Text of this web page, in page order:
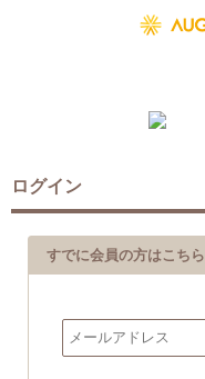
ログイン
すでに会員の方はこちら